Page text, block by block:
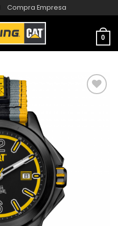
Compra Empresa
0